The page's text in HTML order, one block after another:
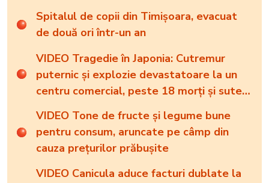
Spitalul de copii din Timișoara, evacuat
de două ori într-un an
VIDEO Tragedie în Japonia: Cutremur
puternic și explozie devastatoare la un
centru comercial, peste 18 morți și sute
VIDEO Tone de fructe și legume bune
pentru consum, aruncate pe câmp din
cauza prețurilor prăbușite
VIDEO Canicula aduce facturi dublate la